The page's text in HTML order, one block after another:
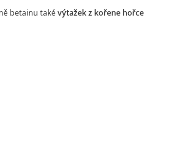
betainu takévýtažek z kořene hořce